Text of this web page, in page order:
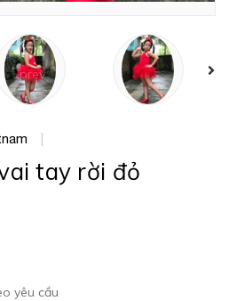
prev
tay rời đỏ
yêu cầu